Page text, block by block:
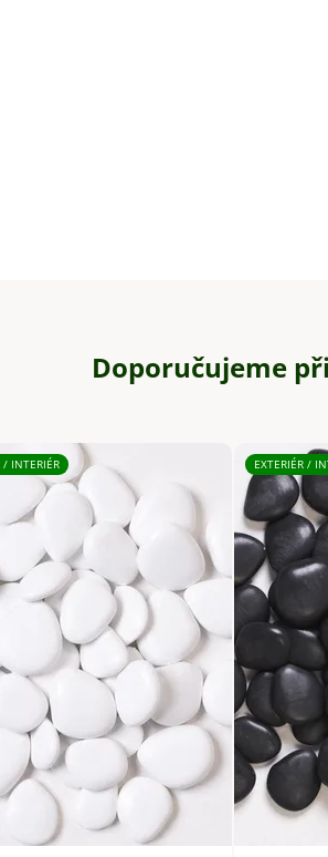
Doporučujeme
/ INTERIÉR EXTERIÉR /